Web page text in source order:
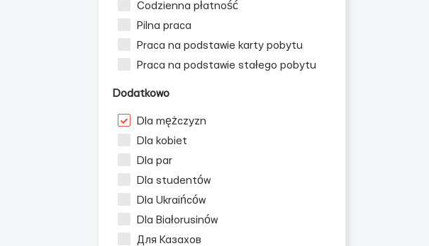
Codzienna płatność
Pilna praca
Praca na podstawie karty pobytu
Praca na podstawie stałego pobytu
Dodatkowo
Dla mężczyzn
Dla kobiet
Dla par
Dla studentów
Dla Ukraińców
Dla Białorusinów
Для Казахов